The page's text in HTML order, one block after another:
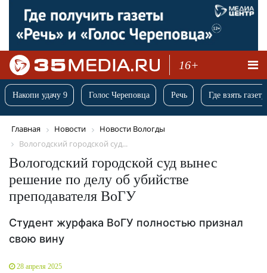
16+
Накопи удачу 9 Голос Череповца Речь Где взять
Главная Новости
Новости Вологды
Вологодский городской суд...
Вологодский городской суд вынес
решение по делу об убийстве
преподавателя ВоГУ
Студент журфака ВоГУ полностью признал
свою вину
28 апреля 2025